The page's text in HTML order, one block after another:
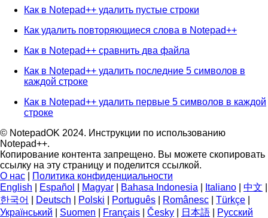
Как в Notepad++ удалить пустые строки
Как удалить повторяющиеся слова в Notepad++
Как в Notepad++ сравнить два файла
Как в Notepad++ удалить последние 5 символов в
каждой строке
Как в Notepad++ удалить первые 5 символов в каждой
строке
© NotepadOK 2024. Инструкции по использованию
Notepad++.
Копирование контента запрещено. Вы можете скопировать
ссылку на эту страницу и поделится ссылкой.
О нас
Политика конфиденциальности
English
Español Magyar Bahasa Indonesia Italiano 中文
한국어
Deutsch Polski Português Românesc Türkçe
Український
Suomen Français Česky 日本語 Русский